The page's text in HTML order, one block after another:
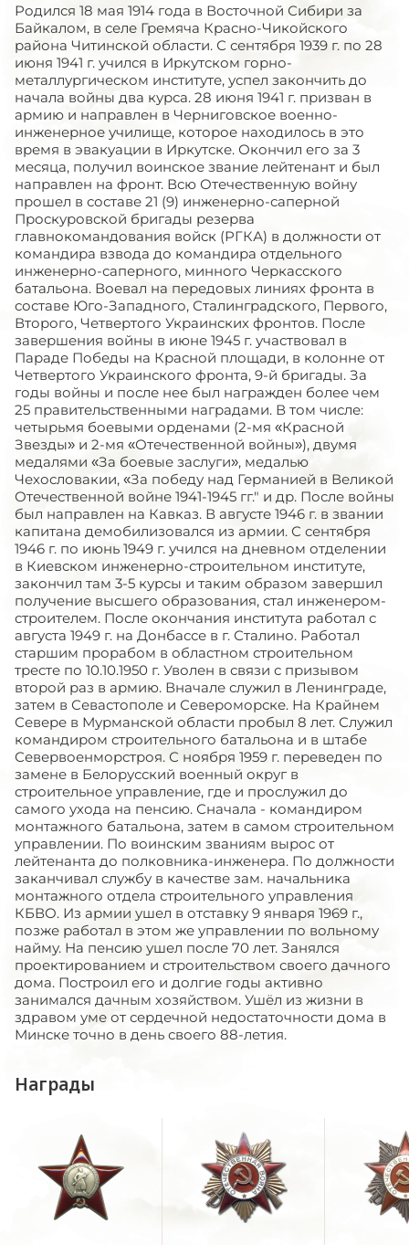
Родился 18 мая 1914 года в Восточной Сибири за
Байкалом, в селе Гремяча Красно-Чикойского
района Читинской области. С сентября 1939 г. по 28
июня 1941 г. учился в Иркутском горно-
металлургическом институте, успел закончить до
начала войны два курса. 28 июня 1941 г. призван в
армию и направлен в Черниговское военно-
инженерное училище, которое находилось в это
время в эвакуации в Иркутске. Окончил его за 3
месяца, получил воинское звание лейтенант и был
направлен на фронт. Всю Отечественную войну
прошел в составе 21 (9) инженерно-саперной
Проскуровской бригады резерва
главнокомандования войск (РГКА) в должности от
командира взвода до командира отдельного
инженерно-саперного, минного Черкасского
батальона. Воевал на передовых линиях фронта в
составе Юго-Западного, Сталинградского, Первого,
Второго, Четвертого Украинских фронтов. После
завершения войны в июне 1945 г. участвовал в
Параде Победы на Красной площади, в колонне от
Четвертого Украинского фронта, 9-й бригады. За
годы войны и после нее был награжден более чем
25 правительственными наградами. В том числе:
четырьмя боевыми орденами (2-мя «Красной
Звезды» и 2-мя «Отечественной войны»), двумя
медалями «За боевые заслуги», медалью
Чехословакии, «За победу над Германией в Великой
Отечественной войне 1941-1945 гг." и др. После войны
был направлен на Кавказ. В августе 1946 г. в звании
капитана демобилизовался из армии. С сентября
1946 г. по июнь 1949 г. учился на дневном отделении
в Киевском инженерно-строительном институте,
закончил там 3-5 курсы и таким образом завершил
получение высшего образования, стал инженером-
строителем. После окончания института работал с
августа 1949 г. на Донбассе в г. Сталино. Работал
старшим прорабом в областном строительном
тресте по 10.10.1950 г. Уволен в связи с призывом
второй раз в армию. Вначале служил в Ленинграде,
затем в Севастополе и Североморске. На Крайнем
Севере в Мурманской области пробыл 8 лет. Служил
командиром строительного батальона и в штабе
Севервоенморстроя. С ноября 1959 г. переведен по
замене в Белорусский военный округ в
строительное управление, где и прослужил до
самого ухода на пенсию. Сначала - командиром
монтажного батальона, затем в самом строительном
управлении. По воинским званиям вырос от
лейтенанта до полковника-инженера. По должности
заканчивал службу в качестве зам. начальника
монтажного отдела строительного управления
КБВО. Из армии ушел в отставку 9 января 1969 г.,
позже работал в этом же управлении по вольному
найму. На пенсию ушел после 70 лет. Занялся
проектированием и строительством своего дачного
дома. Построил его и долгие годы активно
занимался дачным хозяйством. Ушёл из жизни в
здравом уме от сердечной недостаточности дома в
Минске точно в день своего 88-летия.
Награды